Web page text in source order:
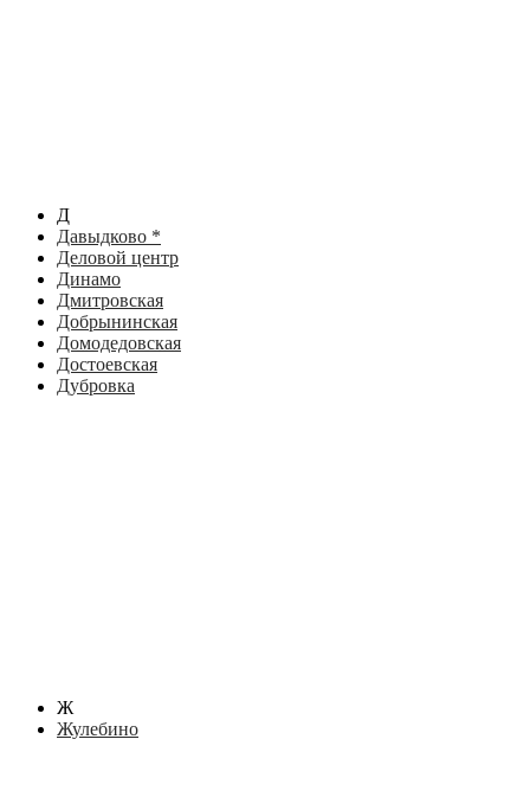
Д
Давыдково *
Деловой центр
Динамо
Дмитровская
Добрынинская
Домодедовская
Достоевская
Дубровка
Ж
Жулебино